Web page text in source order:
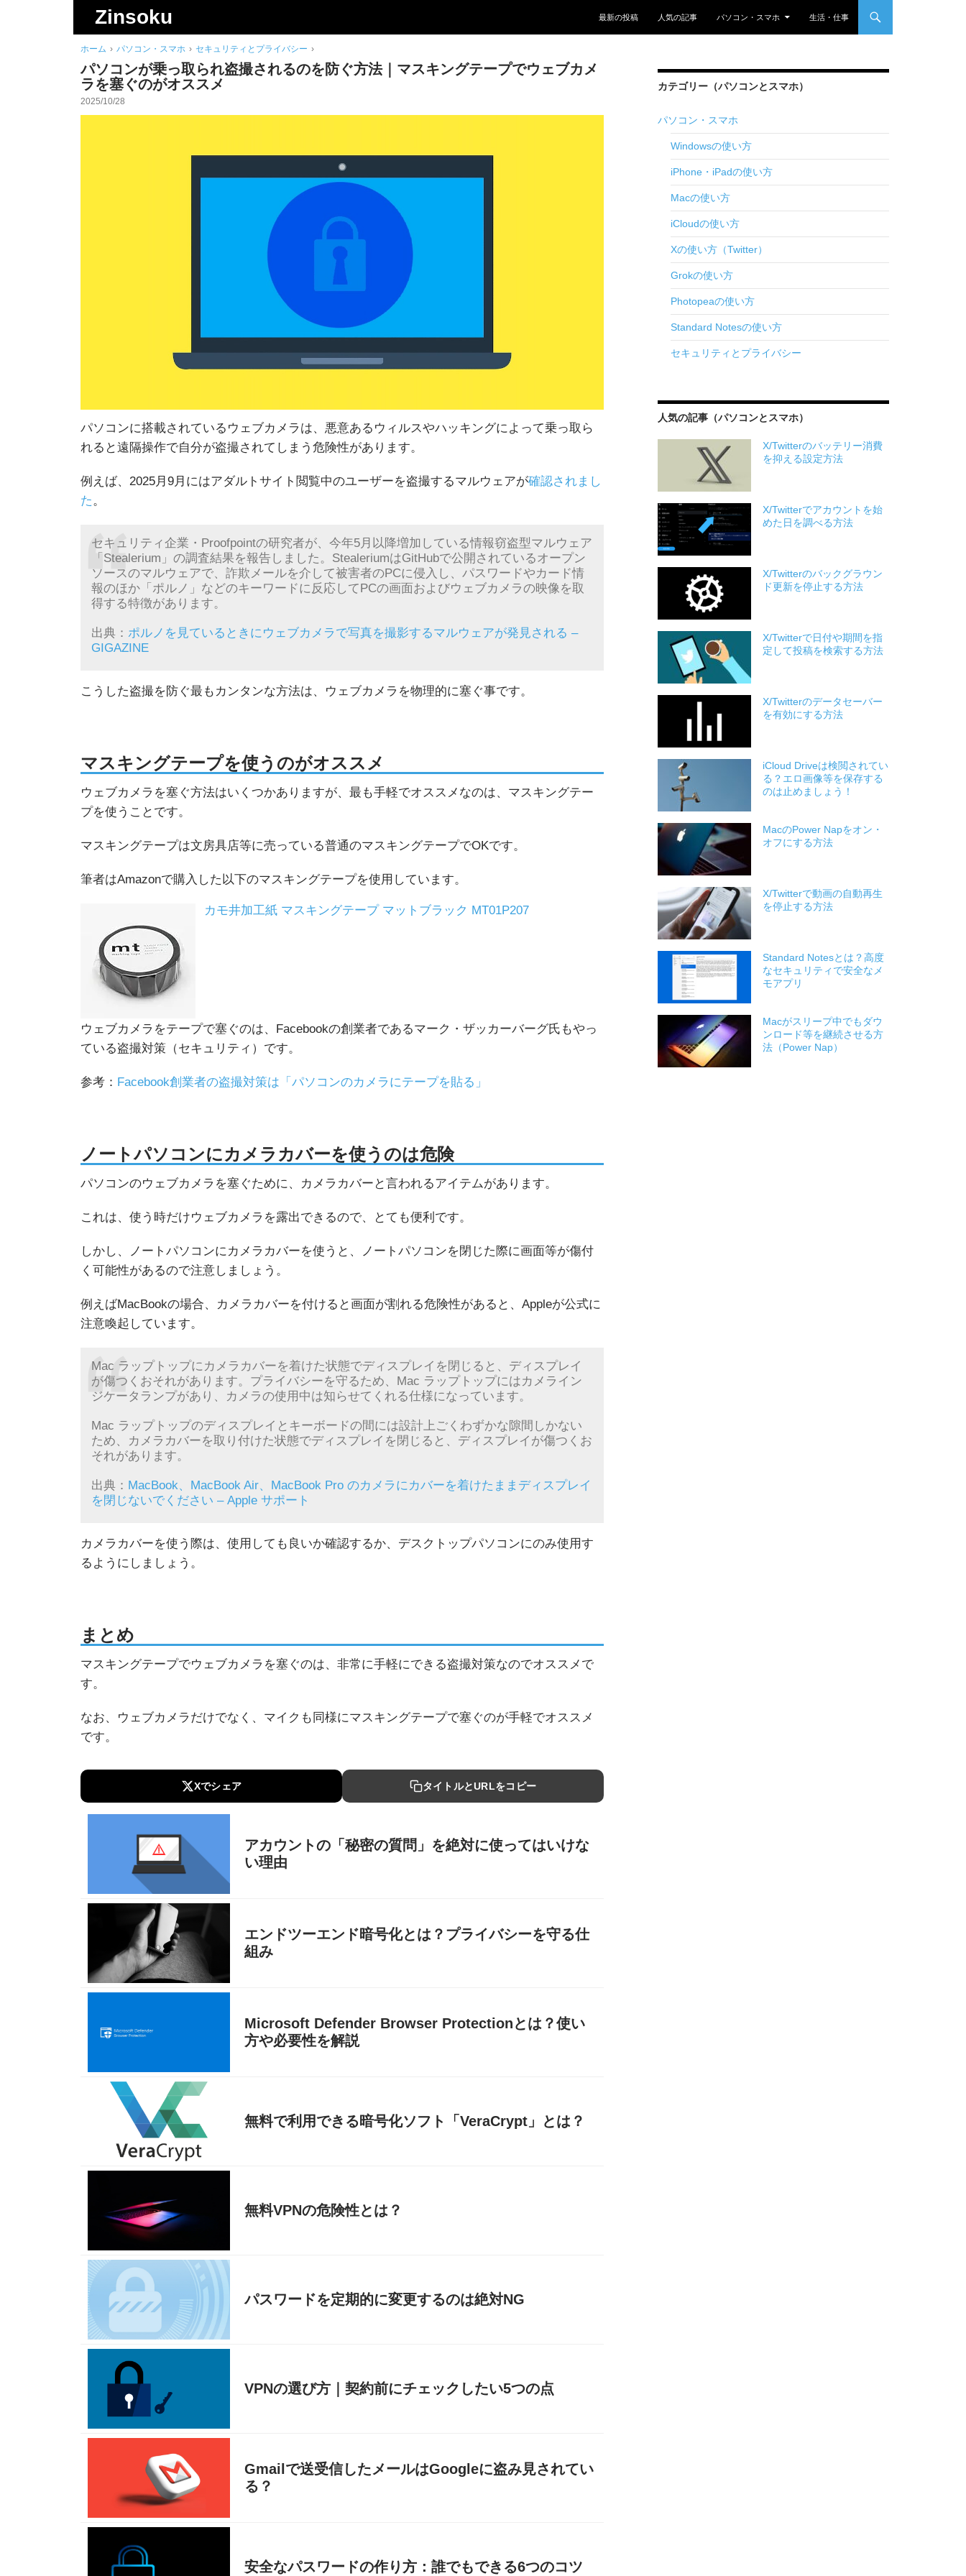
Zinsoku
最新の投稿
人気の記事 パソコン・スマホ 生活・仕事
ホーム › パソコン・スマホ › セキュリティとプライバシー ›
パソコンが乗っ取られ盗撮されるのを防ぐ方法｜マスキングテープでウェブカメ
ラを塞ぐのがオススメ
2025/10/28
パソコンに搭載されているウェブカメラは、悪意あるウィルスやハッキングによって乗っ取ら
れると遠隔操作で自分が盗撮されてしまう危険性があります。
例えば、2025月9月にはアダルトサイト閲覧中のユーザーを盗撮するマルウェアが確認されまし
た 。
セキュリティ企業・Proofpointの研究者が、今年5月以降増加している情報窃盗型マルウェア
「Stealerium」の調査結果を報告しました。StealeriumはGitHubで公開されているオープン
ソースのマルウェアで、詐欺メールを介して被害者のPCに侵入し、パスワードやカード情
報のほか「ポルノ」などのキーワードに反応してPCの画面およびウェブカメラの映像を取
得する特徴があります。
出典： ポルノを見ているときにウェブカメラで写真を撮影するマルウェアが発見される –
GIGAZINE
こうした盗撮を防ぐ最もカンタンな方法は、ウェブカメラを物理的に塞ぐ事です。
マスキングテープを使うのがオススメ
ウェブカメラを塞ぐ方法はいくつかありますが、最も手軽でオススメなのは、マスキングテー
プを使うことです。
マスキングテープは文房具店等に売っている普通のマスキングテープでOKです。
筆者はAmazonで購入した以下のマスキングテープを使用しています。
カモ井加工紙 マスキングテープ マットブラック MT01P207
ウェブカメラをテープで塞ぐのは、Facebookの創業者であるマーク・ザッカーバーグ氏もやっ
ている盗撮対策（セキュリティ）です。
参考： Facebook創業者の盗撮対策は「パソコンのカメラにテープを貼る」
ノートパソコンにカメラカバーを使うのは危険
パソコンのウェブカメラを塞ぐために、カメラカバーと言われるアイテムがあります。
これは、使う時だけウェブカメラを露出できるので、とても便利です。
しかし、ノートパソコンにカメラカバーを使うと、ノートパソコンを閉じた際に画面等が傷付
く可能性があるので注意しましょう。
例えばMacBookの場合、カメラカバーを付けると画面が割れる危険性があると、Appleが公式に
注意喚起しています。
Mac ラップトップにカメラカバーを着けた状態でディスプレイを閉じると、ディスプレイ
が傷つくおそれがあります。プライバシーを守るため、Mac ラップトップにはカメライン
ジケータランプがあり、カメラの使用中は知らせてくれる仕様になっています。
Mac ラップトップのディスプレイとキーボードの間には設計上ごくわずかな隙間しかない
ため、カメラカバーを取り付けた状態でディスプレイを閉じると、ディスプレイが傷つくお
それがあります。
出典： MacBook、MacBook Air、MacBook Pro のカメラにカバーを着けたままディスプレイ
を閉じないでください – Apple サポート
カメラカバーを使う際は、使用しても良いか確認するか、デスクトップパソコンにのみ使用す
るようにしましょう。
まとめ
マスキングテープでウェブカメラを塞ぐのは、非常に手軽にできる盗撮対策なのでオススメで
す。
なお、ウェブカメラだけでなく、マイクも同様にマスキングテープで塞ぐのが手軽でオススメ
です。
Xでシェア タイトルとURLをコピー
アカウントの「秘密の質問」を絶対に使ってはいけな
い理由
エンドツーエンド暗号化とは？プライバシーを守る仕
組み
Microsoft Defender Browser Protectionとは？使い
方や必要性を解説
無料で利用できる暗号化ソフト「VeraCrypt」とは？
無料VPNの危険性とは？
パスワードを定期的に変更するのは絶対NG
VPNの選び方｜契約前にチェックしたい5つの点
Gmailで送受信したメールはGoogleに盗み見されてい
る？
安全なパスワードの作り方：誰でもできる6つのコツ
カテゴリー（パソコンとスマホ）
パソコン・スマホ
Windowsの使い方
iPhone・iPadの使い方
Macの使い方
iCloudの使い方
Xの使い方（Twitter）
Grokの使い方
Photopeaの使い方
Standard Notesの使い方
セキュリティとプライバシー
人気の記事（パソコンとスマホ）
X/Twitterのバッテリー消費
を抑える設定方法
X/Twitterでアカウントを始
めた日を調べる方法
X/Twitterのバックグラウン
ド更新を停止する方法
X/Twitterで日付や期間を指
定して投稿を検索する方法
X/Twitterのデータセーバー
を有効にする方法
iCloud Driveは検閲されてい
る？エロ画像等を保存する
のは止めましょう！
MacのPower Napをオン・
オフにする方法
X/Twitterで動画の自動再生
を停止する方法
Standard Notesとは？高度
なセキュリティで安全なメ
モアプリ
Macがスリープ中でもダウ
ンロード等を継続させる方
法（Power Nap）